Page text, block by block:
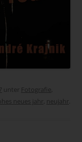
unter Fotografie,
neues jahr, neujahr.